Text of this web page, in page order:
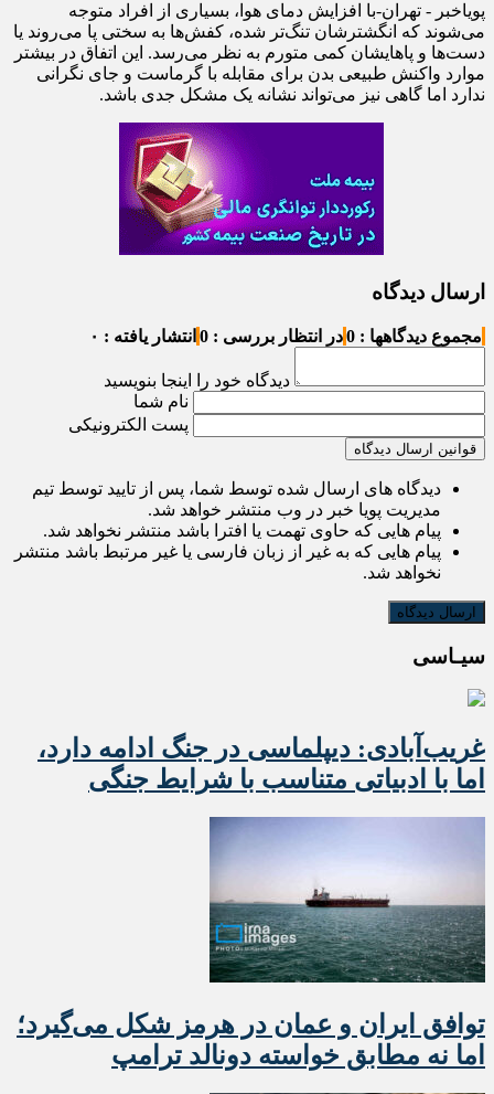
پویاخبر - تهران-با افزایش دمای هوا، بسیاری از افراد متوجه
می‌شوند که انگشترشان تنگ‌تر شده، کفش‌ها به سختی پا می‌روند یا
دست‌ها و پاهایشان کمی متورم به نظر می‌رسد. این اتفاق در بیشتر
موارد واکنش طبیعی بدن برای مقابله با گرماست و جای نگرانی
ندارد اما گاهی نیز می‌تواند نشانه یک مشکل جدی باشد.
ارسال دیدگاه
مجموع دیدگاهها : 0 در انتظار بررسی : 0 انتشار یافته : ۰
دیدگاه خود را اینجا بنویسید
نام شما
پست الکترونیکی
قوانین ارسال دیدگاه
دیدگاه های ارسال شده توسط شما، پس از تایید توسط تیم
مدیریت پویا خبر در وب منتشر خواهد شد.
پیام هایی که حاوی تهمت یا افترا باشد منتشر نخواهد شد.
پیام هایی که به غیر از زبان فارسی یا غیر مرتبط باشد منتشر
نخواهد شد.
سیـاسی
غریب‌آبادی: دیپلماسی در جنگ ادامه دارد،
اما با ادبیاتی متناسب با شرایط جنگی
توافق ایران و عمان در هرمز شکل می‌گیرد؛
اما نه مطابق خواسته دونالد ترامپ